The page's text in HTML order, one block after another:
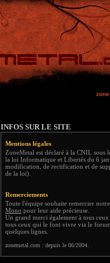
INFOS SUR LE SITE
Mentions légales
ZoneMetal est déclaré à la CNIL
la loi Informatique et Libertés du 6
modification, de rectification et de
de la loi).
Remerciements
Toute l'équipe souhaite remercier
Mono pour leur aide précieuse.
Un grand merci également à tous
tous ceux qui le font vivre via le
quelques lignes.
zonemetal.com : depuis le 06/2004.